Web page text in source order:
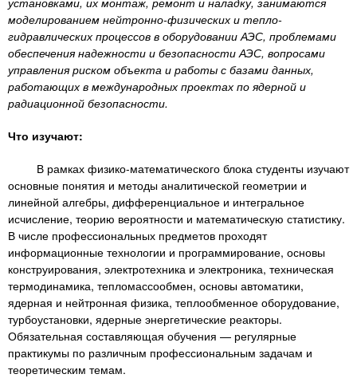
ю
n
t
s
.
i
n
f
o
х
з
а
в
е
д
и
й
MBA
Онлайн курсы
За рубежом
моделированием нейтронно-физических и тепло-
гидравлических процессов в оборудовании АЭС, проблемами
обеспечения надежности и безопасности АЭС, вопросами
управления риском объекта и работы с базами данных,
работающих в международных проектах по ядерной и
радиационной безопасности.
Что изучают:
В рамках физико-математического блока студенты изучают
основные понятия и методы аналитической геометрии и
линейной алгебры, дифференциальное и интегральное
исчисление, теорию вероятности и математическую статистику.
В числе профессиональных предметов проходят
информационные технологии и программирование, основы
конструирования, электротехника и электроника, техническая
термодинамика, тепломассообмен, основы автоматики,
ядерная и нейтронная физика, теплообменное оборудование,
турбоустановки, ядерные энергетические реакторы.
Обязательная составляющая обучения — регулярные
практикумы по различным профессиональным задачам и
теоретическим темам.